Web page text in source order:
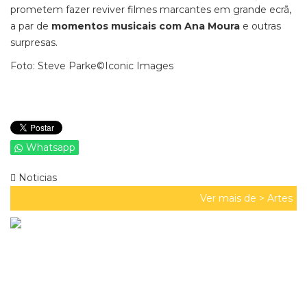
prometem fazer reviver filmes marcantes em grande ecrã,
a par de momentos musicais com Ana Moura e outras
surpresas.
Foto: Steve Parke©Iconic Images
Whatsapp
Noticias
Ver mais de > Artes